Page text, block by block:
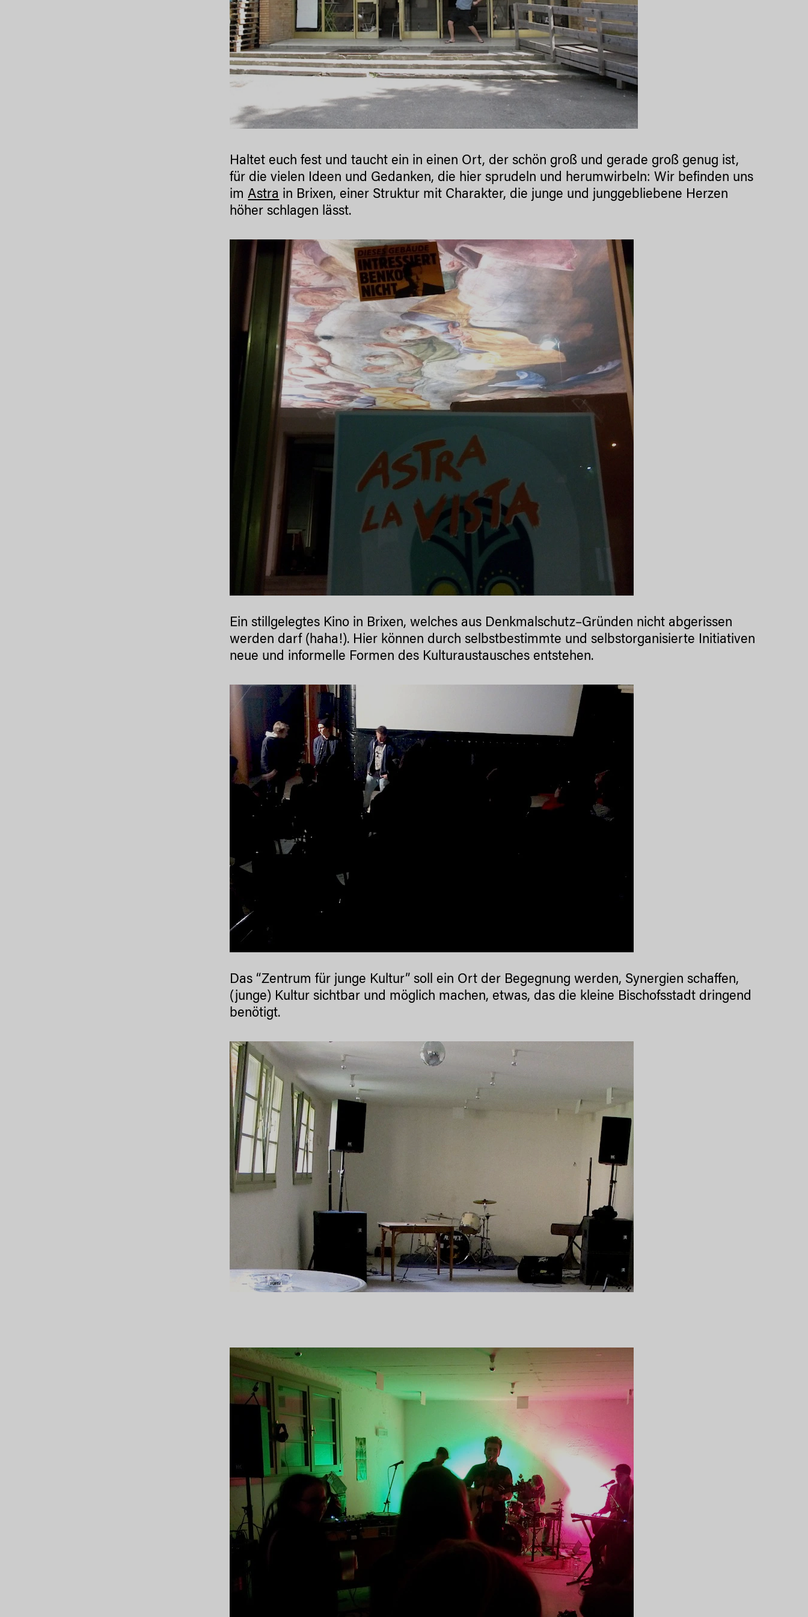
Haltet euch fest und taucht ein in einen Ort, der schön groß und gerade groß genug ist,
für die vielen Ideen und Gedanken, die hier sprudeln und herumwirbeln: Wir befinden uns
imAstra in Brixen, einer Struktur mit Charakter, die junge und junggebliebene Herzen
höher schlagen lässt.
Ein stillgelegtes Kino in Brixen, welches aus Denkmalschutz–Gründen nicht abgerissen
werden darf (haha!). Hier können durch selbstbestimmte und selbstorganisierte Initiativen
neue und informelle Formen des Kulturaustausches entstehen.
Das “Zentrum für junge Kultur” soll ein Ort der Begegnung werden, Synergien schaffen,
(junge) Kultur sichtbar und möglich machen, etwas, das die kleine Bischofsstadt dringend
benötigt.